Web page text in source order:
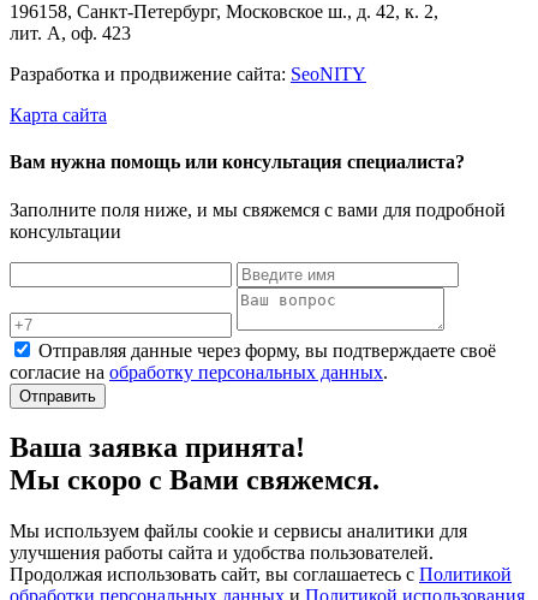
196158, Санкт-Петербург, Московское ш., д. 42, к. 2,
лит. А, оф. 423
Разработка и продвижение сайта: SeoNITY
Карта сайта
Вам нужна помощь или консультация специалиста?
Заполните поля ниже, и мы свяжемся с вами для подробной
консультации
Отправляя данные через форму, вы подтверждаете своё
согласие на обработку персональных данных.
Отправить
Ваша заявка принята!
Мы скоро с Вами свяжемся.
Мы используем файлы cookie и сервисы аналитики для
улучшения работы сайта и удобства пользователей.
Продолжая использовать сайт, вы соглашаетесь с Политикой